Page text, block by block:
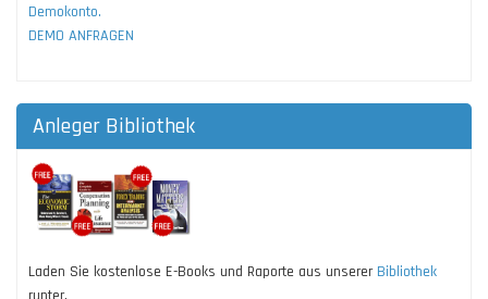
Demokonto.
DEMO ANFRAGEN
Anleger Bibliothek
Laden Sie kostenlose E-Books und Raporte aus unserer Bibliothek